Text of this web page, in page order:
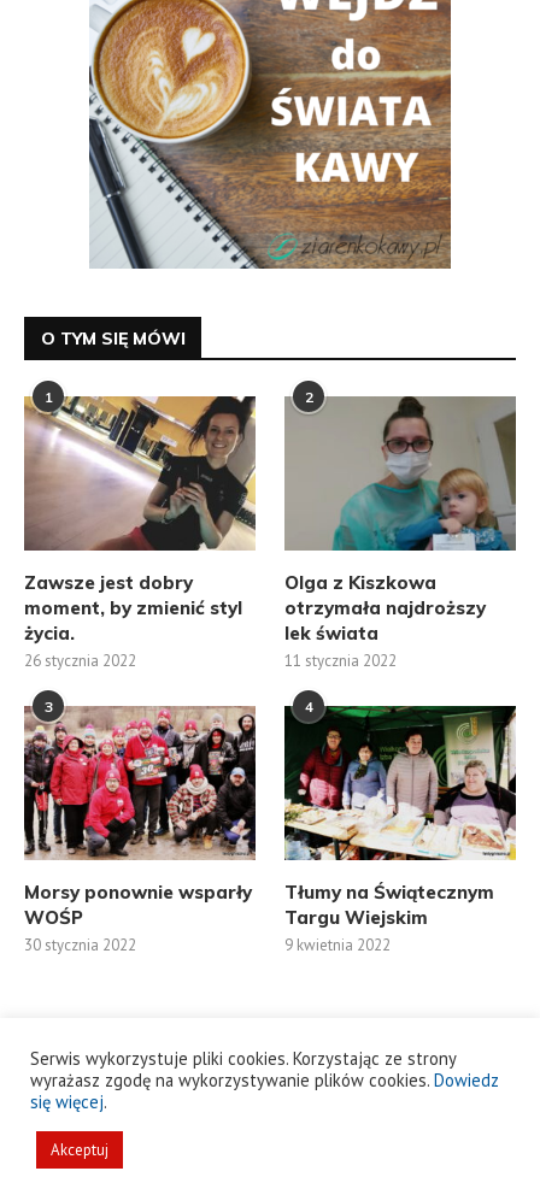
O TYM SIĘ MÓWI
1
Zawsze jest dobry
moment, by zmienić styl
życia.
26 stycznia 2022
2
Olga z Kiszkowa
otrzymała najdroższy
lek świata
11 stycznia 2022
3
Morsy ponownie wsparły
WOŚP
30 stycznia 2022
4
Tłumy na Świątecznym
Targu Wiejskim
9 kwietnia 2022
Serwis wykorzystuje pliki cookies. Korzystając ze strony
wyrażasz zgodę na wykorzystywanie plików cookies. Dowiedz
się więcej.
Akceptuj